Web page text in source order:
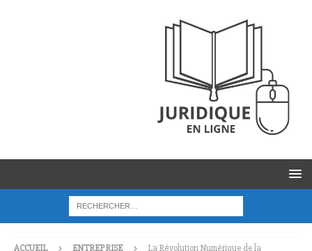
ACCUEIL ENTREPRISE
La Révolution Numérique de la